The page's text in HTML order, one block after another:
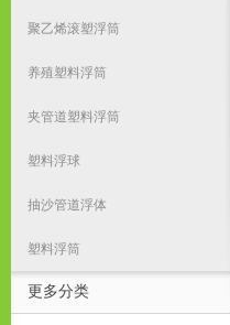
聚乙烯滚塑浮筒
养殖塑料浮筒
夹管道塑料浮筒
塑料浮球
抽沙管道浮体
塑料浮筒
更多分类